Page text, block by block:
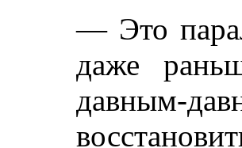
— Это
даже
давным-